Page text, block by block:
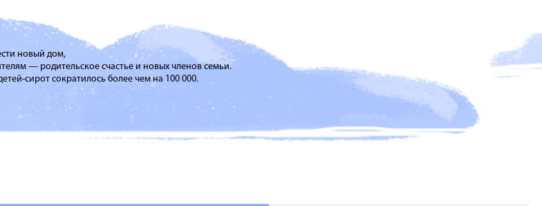
новый дом,
— родительское счастье и новых членов семьи.
сирот сократилось более чем на 100 000.